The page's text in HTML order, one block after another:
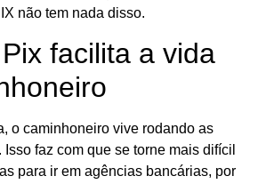
não tem nada disso.
facilita a vida
o caminhoneiro vive rodando as
faz com que se torne mais difícil
para ir em agências bancárias, por